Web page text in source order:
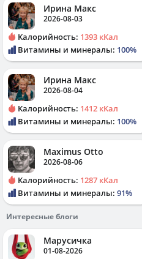
Ирина Макс
2026-08-03
Калорийность: 1393 кКал
Витамины и минералы: 100%
Ирина Макс
2026-08-04
Калорийность: 1412 кКал
Витамины и минералы: 100%
Maximus Otto
2026-08-06
Калорийность: 1287 кКал
Витамины и минералы: 91%
Интересные блоги
Марусичка
01-08-2026